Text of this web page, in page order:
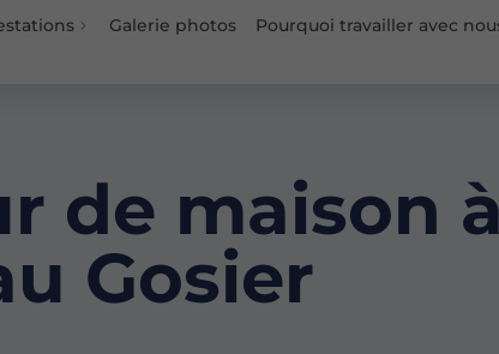
Galerie photos
Pourquoi travailler avec
de maison
Gosier